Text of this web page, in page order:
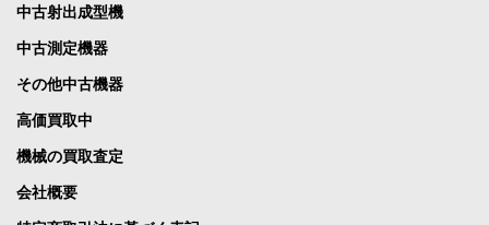
中古射出成型機
中古測定機器
その他中古機器
高価買取中
機械の買取査定
会社概要